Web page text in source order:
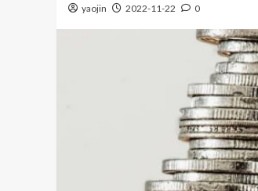
yaojin 2022-11-22 0